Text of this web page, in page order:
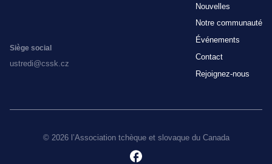
Siège social
ustredi@cssk.cz
Nouvelles
Notre communauté
Événements
Contact
Rejoignez-nous
© 2026 l’Association tchèque et slovaque du Canada